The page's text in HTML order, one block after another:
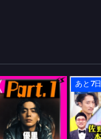
あと7日